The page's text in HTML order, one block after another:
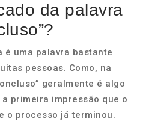
da palavra
é uma palavra bastante
pessoas. Como, na
geralmente é algo
primeira impressão que o
o processo já terminou.